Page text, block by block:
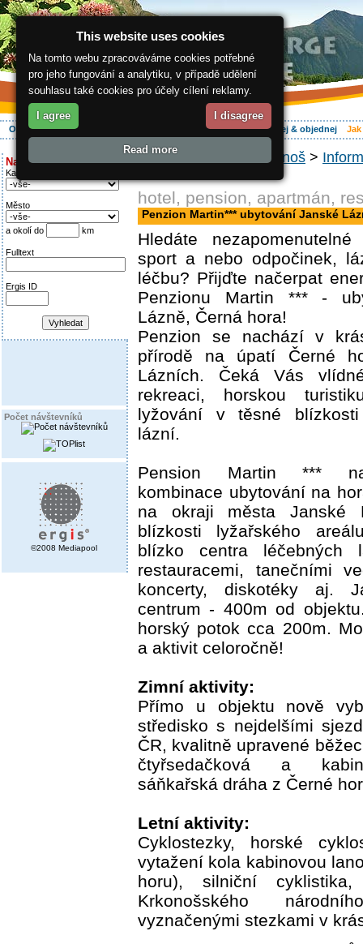
O regionu Aktivně Ubytování Hledej & objednej
Najděte si:
Kategorie
Město
a okolí do km
Fulltext
Ergis ID
Počet návštevníků
©2008 Mediapool
ergis.cz Jak do Krkonoš >
hotel, pension, apartmán,
Penzion Martin*** ubytování Janské
Hledáte
sport a nebo odpočinek,
léčbu? Přijďte načerpat
Penzionu Martin *** -
Lázně, Černá hora!
Penzion se nachází v
přírodě na úpatí Černé
Lázních. Čeká Vás
rekreaci, horskou
lyžování v těsné blízkosti
lázní.
Pension Martin ***
kombinace ubytování na
na okraji města Janské
blízkosti lyžařského
blízko centra léčebných
restauracemi, tanečními
koncerty, diskotéky aj.
centrum - 400m od
horský potok cca 200m.
a aktivit celoročně!
Zimní aktivity:
Přímo u objektu nově
středisko s nejdelšími
ČR, kvalitně upravené
čtyřsedačková a
sáňkařská dráha z Černé
Letní aktivity:
Cyklostezky, horské
vytažení kola kabinovou
horu), silniční
Krkonošského
vyznačenými stezkami v
This website uses cookies
Na tomto webu zpracováváme cookies potřebné
pro jeho fungování a analytiku, v případě udělení
souhlasu také cookies pro účely cílení reklamy.
I agree I disagree
Read more